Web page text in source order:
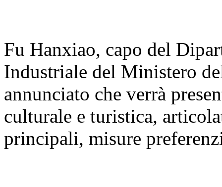
Fu Hanxiao, capo del
Industriale del Ministero
annunciato che verrà
culturale e turistica,
principali, misure